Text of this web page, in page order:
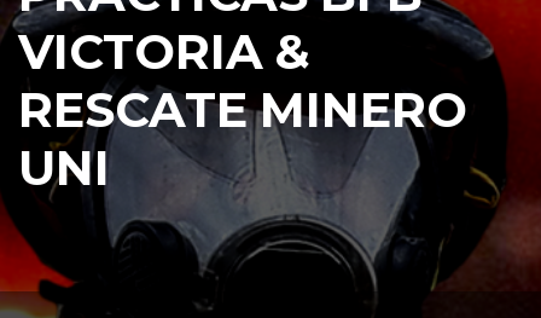
VICTORIA &
RESCATE MINERO
UNI